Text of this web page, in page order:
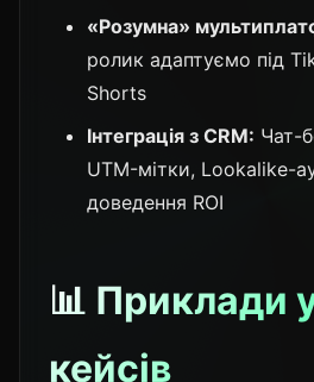
«Розумна»
ролик адаптуємо під
Shorts
Інтеграція з CRM: Чат-
UTM-мітки, Lookalike-
доведення ROI
📊 Приклади
кейсів